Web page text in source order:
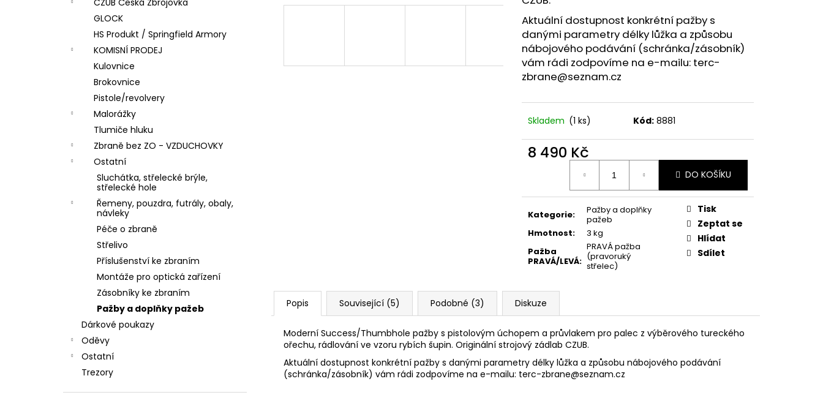
CZUB Česká Zbrojovka
GLOCK
HS Produkt / Springfield Armory
KOMISNÍ PRODEJ
Kulovnice
Brokovnice
Pistole/revolvery
Malorážky
Tlumiče hluku
Zbraně bez ZO - VZDUCHOVKY
Ostatní
Sluchátka, střelecké brýle,
střelecké hole
Řemeny, pouzdra, futrály, obaly,
návleky
Péče o zbraně
Střelivo
Příslušenství ke zbraním
Montáže pro optická zařízení
Zásobníky ke zbraním
Pažby a doplňky pažeb
Dárkové poukazy
Oděvy
Ostatní
Trezory
Aktuální dostupnost konkrétní pažby s
danými parametry délky lůžka a způsobu
nábojového podávání (schránka/zásobník)
vám rádi zodpovíme na e-mailu: terc-
zbrane@seznam.cz
Skladem (1 ks) Kód: 8881
8 490 Kč
DO KOŠÍKU
Kategorie:
Pažby a doplňky
pažeb
Hmotnost:
3 kg
Pažba
PRAVÁ/LEVÁ:
PRAVÁ pažba
(pravoruký
střelec)
Tisk
Zeptat se
Hlídat
Sdílet
Popis Související (5) Podobné (3) Diskuze
Moderní Success/Thumbhole pažby s pistolovým úchopem a průvlakem pro palec z výběrového tureckého
ořechu, rádlování ve vzoru rybích šupin. Originální strojový zádlab CZUB.
Aktuální dostupnost konkrétní pažby s danými parametry délky lůžka a způsobu nábojového podávání
(schránka/zásobník) vám rádi zodpovíme na e-mailu: terc-zbrane@seznam.cz
DÁRKOVÝ POUKAZ (DO POZNÁMKY
NAPSAT JMÉNO OBDAROVANÉHO)
500 Kč
MAUSER KŠILTOVKA ZELENÁ
NŮŽ ZAVÍRACÍ MAUSER